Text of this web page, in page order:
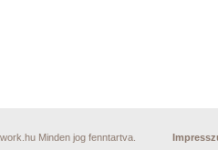
Minden jog fenntartva.